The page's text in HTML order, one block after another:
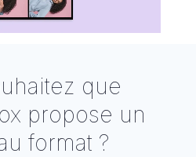
que
propose un
format ?